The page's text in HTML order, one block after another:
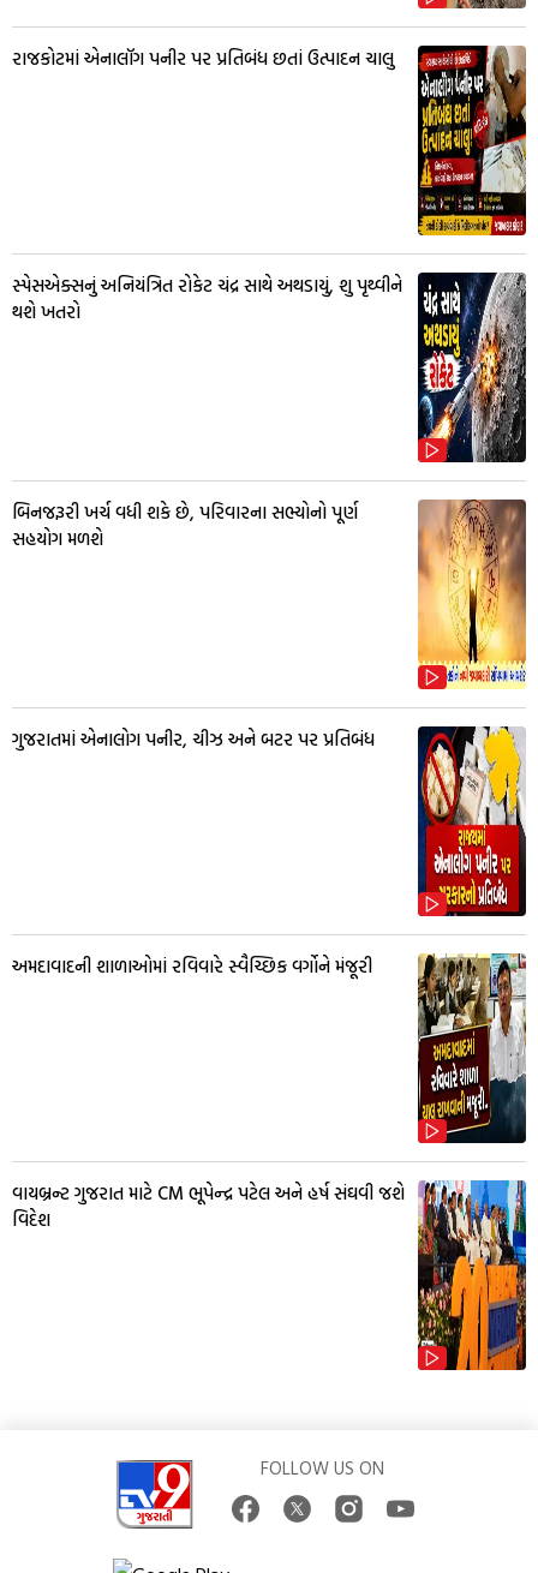
રાજકોટમાં એનાલૉગ પનીર પર પ્રતિબંધ છતાં ઉત્પાદન ચાલુ
સ્પેસએક્સનું અનિયંત્રિત રોકેટ ચંદ્ર સાથે અથડાયું, શુ પૃથ્વીને
થશે ખતરો
બિનજરૂરી ખર્ચ વધી શકે છે, પરિવારના સભ્યોનો પૂર્ણ
સહયોગ મળશે
ગુજરાતમાં એનાલોગ પનીર, ચીઝ અને બટર પર પ્રતિબંધ
અમદાવાદની શાળાઓમાં રવિવારે સ્વૈચ્છિક વર્ગોને મંજૂરી
વાયબ્રન્ટ ગુજરાત માટે CM ભૂપેન્દ્ર પટેલ અને હર્ષ સંઘવી જશે
વિદેશ
FOLLOW US ON